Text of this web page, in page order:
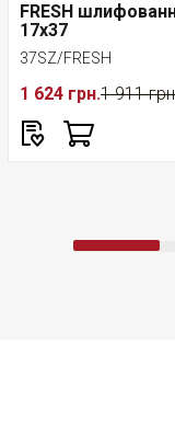
FRESH
17x37
37SZ/FRESH
1 624 грн.1 911